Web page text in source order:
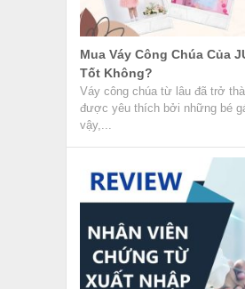
Mua Váy Công Chúa Của
Tốt Không?
Váy công chúa từ lâu đã trở
được yêu thích bởi những bé
vậy,...